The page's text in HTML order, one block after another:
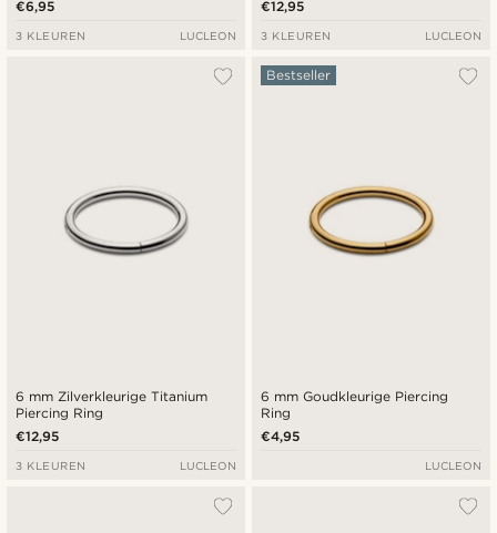
€6,95
3 KLEUREN LUCLEON
€12,95
3 KLEUREN LUCLEON
6 mm Zilverkleurige Titanium
Piercing Ring
€12,95
3 KLEUREN LUCLEON
6 mm Goudkleurige Piercing
Ring
Bestseller
€4,95
LUCLEON